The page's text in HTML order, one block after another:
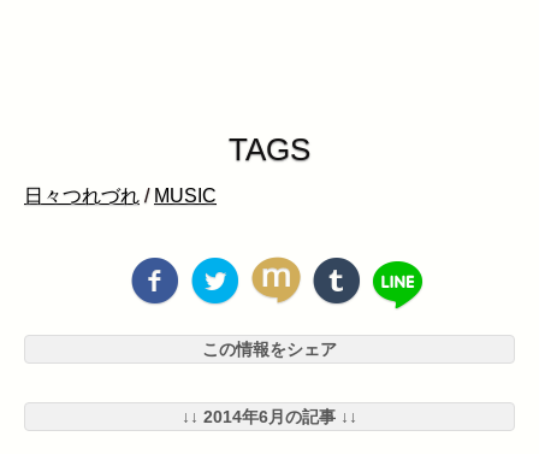
TAGS
日々つれづれ / MUSIC
この情報をシェア
↓↓ 2014年6月の記事 ↓↓